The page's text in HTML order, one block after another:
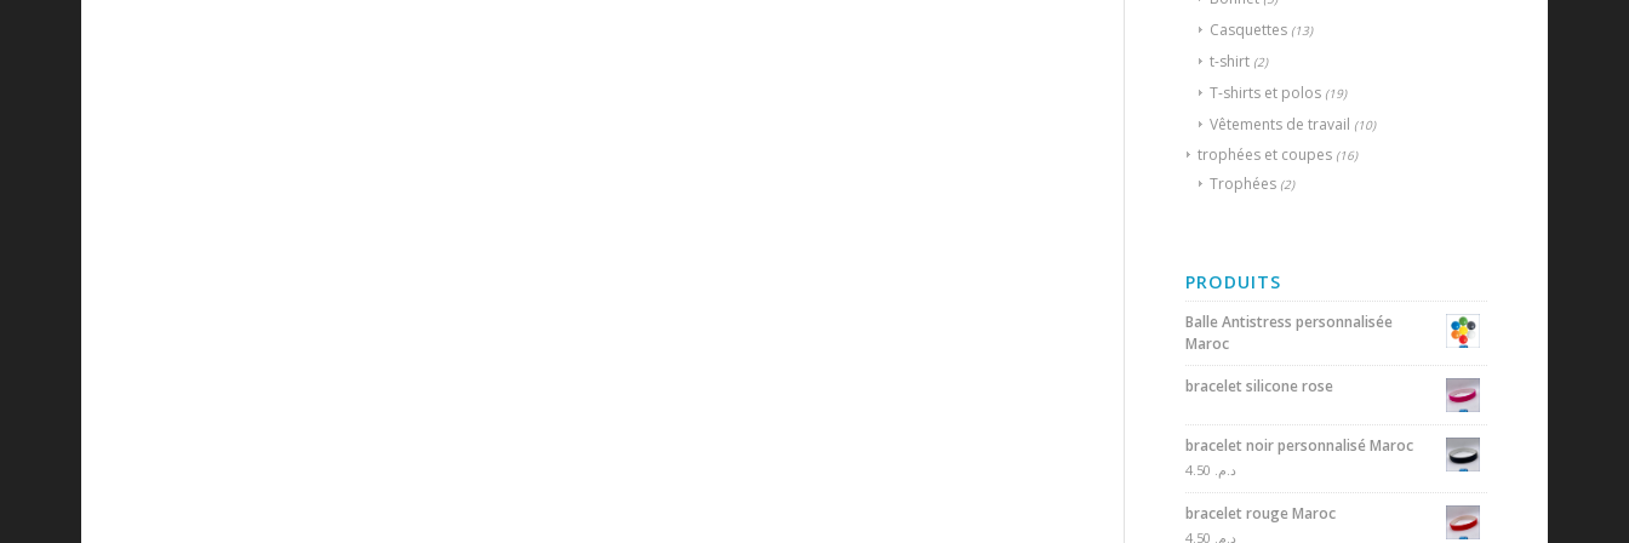
Casquettes (13)
t-shirt (2)
T-shirts et polos (19)
Vêtements de travail (10)
trophées et coupes (16)
Trophées (2)
PRODUITS
Balle Antistress personnalisée
Maroc
bracelet silicone rose
bracelet noir personnalisé Maroc
د.م.
bracelet rouge Maroc
د.م.